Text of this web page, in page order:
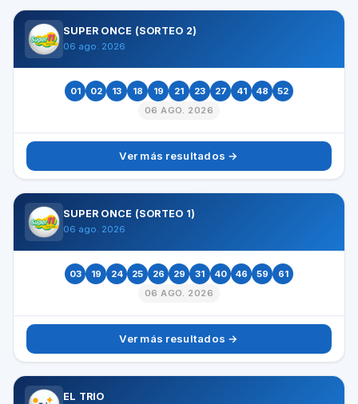
SUPER ONCE (SORTEO 2)
06 ago. 2026
01 02 13 18 19 21 23 27 41 48
52
06 AGO. 2026
Ver más resultados →
SUPER ONCE (SORTEO 1)
06 ago. 2026
03 19 24 25 26 29 31 40 46 59
61
06 AGO. 2026
Ver más resultados →
EL TRÍO